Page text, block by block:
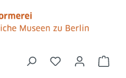
Du hast 0